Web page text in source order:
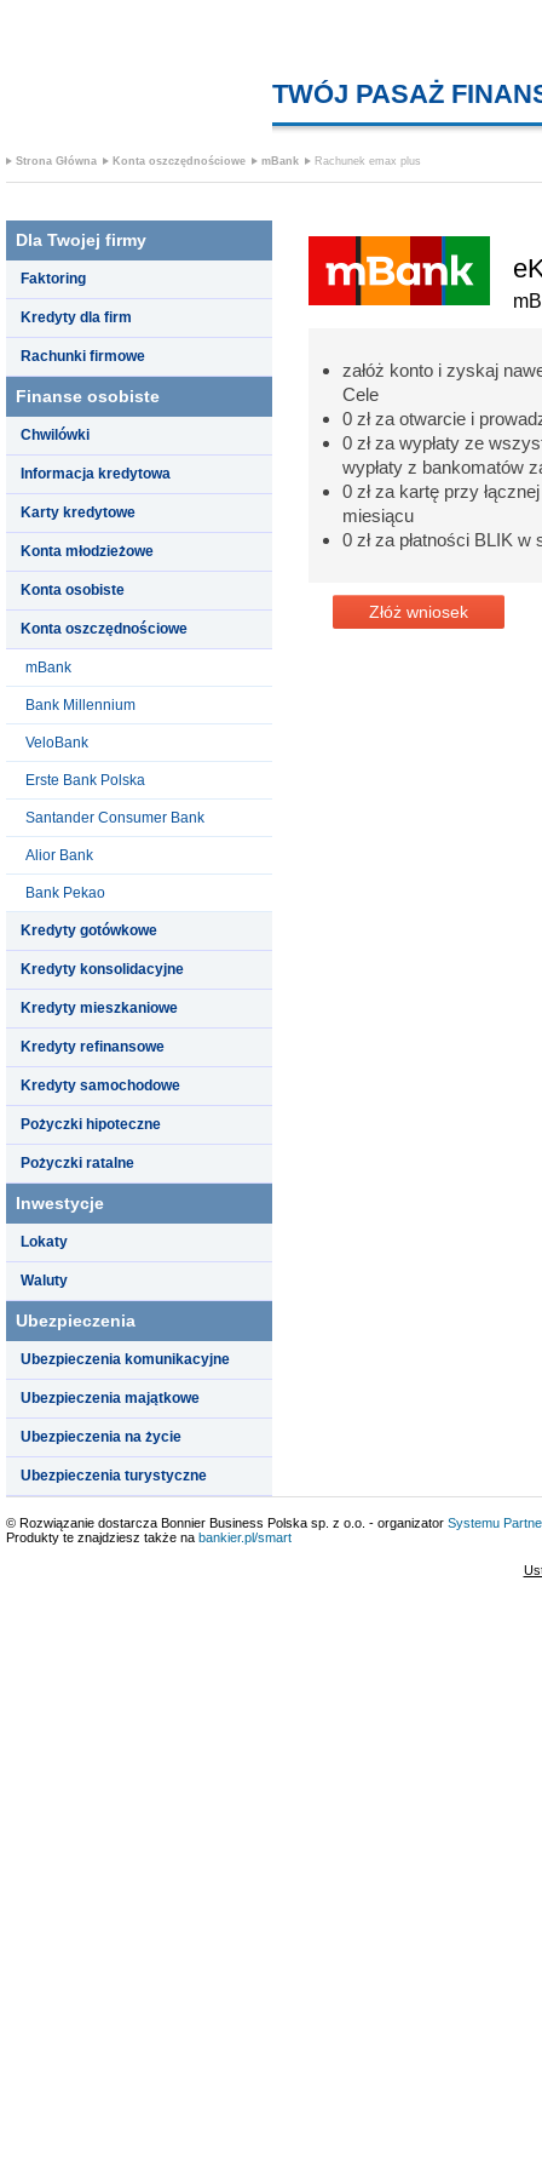
TWÓJ PASAŻ
Strona Główna Konta oszczędnościowe mBank Rachunek emax plus
Dla Twojej firmy
Faktoring
Kredyty dla firm
Rachunki firmowe
Finanse osobiste
Chwilówki
Informacja kredytowa
Karty kredytowe
Konta młodzieżowe
Konta osobiste
Konta oszczędnościowe
mBank
Bank Millennium
VeloBank
Erste Bank Polska
Santander Consumer Bank
Alior Bank
Bank Pekao
Kredyty gotówkowe
Kredyty konsolidacyjne
Kredyty mieszkaniowe
Kredyty refinansowe
Kredyty samochodowe
Pożyczki hipoteczne
Pożyczki ratalne
Inwestycje
Lokaty
Waluty
Ubezpieczenia
Ubezpieczenia komunikacyjne
Ubezpieczenia majątkowe
Ubezpieczenia na życie
Ubezpieczenia turystyczne
załóż konto i zyskaj
Cele
0 zł za otwarcie i
0 zł za wypłaty ze
wypłaty z bankomatów
0 zł za kartę przy
miesiącu
0 zł za płatności BLIK
Złóż wniosek
© Rozwiązanie dostarcza Bonnier Business Polska sp. z o.o. - organizator Systemu
Produkty te znajdziesz także na bankier.pl/smart